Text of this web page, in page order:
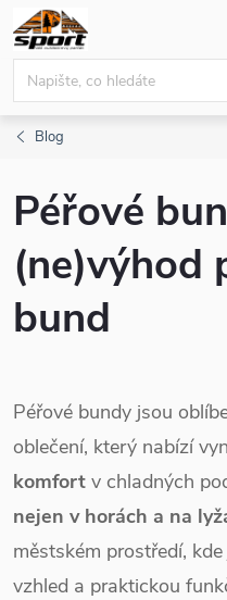
Přejít
na
obsah
Blog
Péřové
(ne)výhod
bund
Péřové bundy jsou
oblečení, který nabízí
komfort v chladných
nejen v horách a na
městském prostředí,
vzhled a praktickou